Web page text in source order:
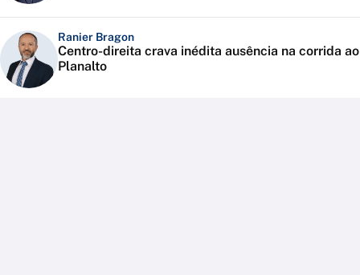
Ranier Bragon
Centro-direita crava inédita ausência na corrida ao
Planalto